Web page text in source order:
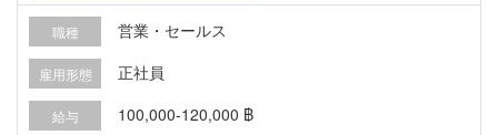
上長への定期報告および改善提案 KPI（稼働率・
6. 関係部署・外部機関との連携 開発部門・法務・
経理・営業等の社内関係部署との連携 ベトナム地
職種 営業・セールス
雇用形態 正社員
給与 100,000-120,000 ฿